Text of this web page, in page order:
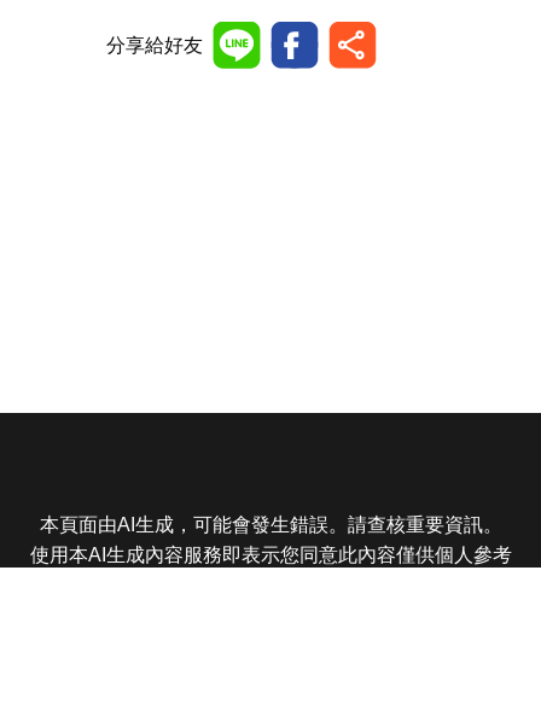
分享給好友
本頁面由AI生成，可能會發生錯誤。請查核重要資訊。
使用本AI生成內容服務即表示您同意此內容僅供個人參考